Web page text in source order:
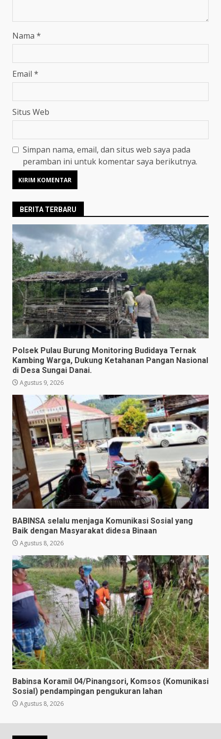
Nama *
Email *
Situs Web
Simpan nama, email, dan situs web saya pada
peramban ini untuk komentar saya berikutnya.
BERITA TERBARU
Polsek Pulau Burung Monitoring Budidaya Ternak
Kambing Warga, Dukung Ketahanan Pangan Nasional
di Desa Sungai Danai.
Agustus 9, 2026
BABINSA selalu menjaga Komunikasi Sosial yang
Baik dengan Masyarakat didesa Binaan
Agustus 8, 2026
Babinsa Koramil 04/Pinangsori, Komsos (Komunikasi
Sosial) pendampingan pengukuran lahan
Agustus 8, 2026